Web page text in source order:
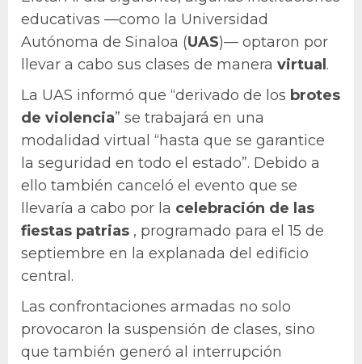
educativas —como la Universidad
Autónoma de Sinaloa (UAS)— optaron por
llevar a cabo sus clases de manera virtual .
La UAS informó que “derivado de los brotes
de violencia” se trabajará en una
modalidad virtual “hasta que se garantice
la seguridad en todo el estado”. Debido a
ello también canceló el evento que se
llevaría a cabo por la celebración de las
fiestas patrias , programado para el 15 de
septiembre en la explanada del edificio
central.
Las confrontaciones armadas no solo
provocaron la suspensión de clases, sino
que también generó al interrupción